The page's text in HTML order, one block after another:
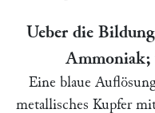
Ueber die
Ammoniak;
Eine blaue
metallisches Kupfer